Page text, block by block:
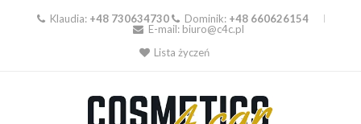
Klaudia: +48 730634730 Dominik: +48 660626154
E-mail: biuro@c4c.pl
Lista życzeń